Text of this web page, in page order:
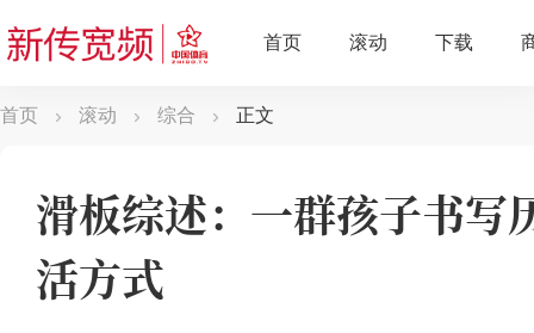
首页 滚动 综合 正文
滑板综述：一群孩子书写
活方式